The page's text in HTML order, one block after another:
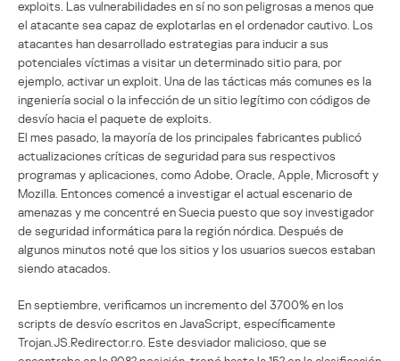
exploits. Las vulnerabilidades en sí no son peligrosas a menos que
el atacante sea capaz de explotarlas en el ordenador cautivo. Los
atacantes han desarrollado estrategias para inducir a sus
potenciales víctimas a visitar un determinado sitio para, por
ejemplo, activar un exploit. Una de las tácticas más comunes es la
ingeniería social o la infección de un sitio legítimo con códigos de
desvío hacia el paquete de exploits.
El mes pasado, la mayoría de los principales fabricantes publicó
actualizaciones críticas de seguridad para sus respectivos
programas y aplicaciones, como Adobe, Oracle, Apple, Microsoft y
Mozilla. Entonces comencé a investigar el actual escenario de
amenazas y me concentré en Suecia puesto que soy investigador
de seguridad informática para la región nórdica. Después de
algunos minutos noté que los sitios y los usuarios suecos estaban
siendo atacados.
En septiembre, verificamos un incremento del 3700% en los
scripts de desvío escritos en JavaScript, específicamente
Trojan.JS.Redirector.ro. Este desviador malicioso, que se